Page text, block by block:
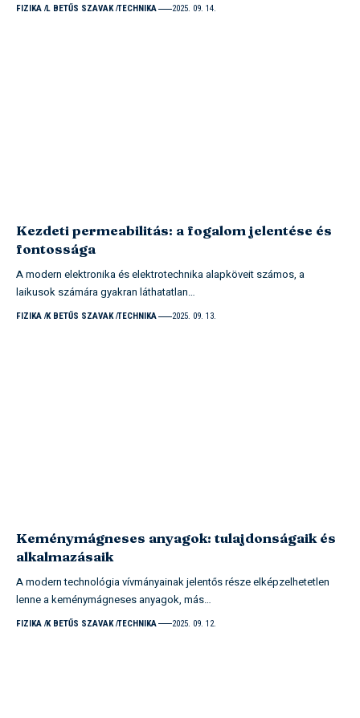
FIZIKA L BETŰS SZAVAK TECHNIKA 2025. 09. 14.
Kezdeti permeabilitás: a fogalom jelentése és
fontossága
A modern elektronika és elektrotechnika alapköveit számos, a
laikusok számára gyakran láthatatlan…
FIZIKA K BETŰS SZAVAK TECHNIKA 2025. 09. 13.
Keménymágneses anyagok: tulajdonságaik és
alkalmazásaik
A modern technológia vívmányainak jelentős része elképzelhetetlen
lenne a keménymágneses anyagok, más…
FIZIKA K BETŰS SZAVAK TECHNIKA 2025. 09. 12.